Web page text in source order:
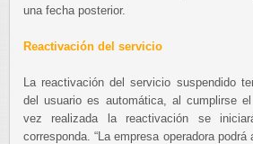
una fecha posterior.
Reactivación del servicio
La reactivación del servicio suspendido
del usuario es automática, al cumplirse
vez realizada la reactivación se
corresponda. “La empresa operadora